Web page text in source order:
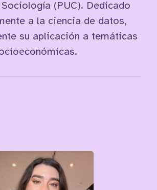
(PUC). Dedicado
a la ciencia de datos,
su aplicación a temáticas